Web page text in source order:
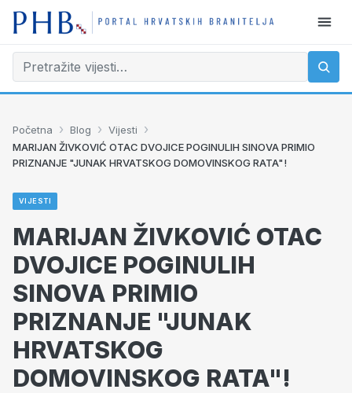
Početna › Blog › Vijesti ›
MARIJAN ŽIVKOVIĆ OTAC DVOJICE POGINULIH SINOVA PRIMIO
PRIZNANJE "JUNAK HRVATSKOG DOMOVINSKOG RATA"!
VIJESTI
MARIJAN ŽIVKOVIĆ OTAC
DVOJICE POGINULIH
SINOVA PRIMIO
PRIZNANJE "JUNAK
HRVATSKOG
DOMOVINSKOG RATA"!